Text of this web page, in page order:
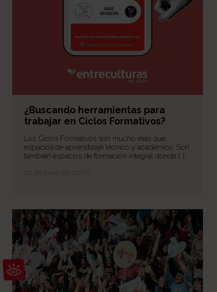
Abrir barra de herramientas
¿Buscando herramientas para
trabajar en Ciclos Formativos?
Los Ciclos Formativos son mucho más que
espacios de aprendizaje técnico y académico. Son
también espacios de formación integral donde […]